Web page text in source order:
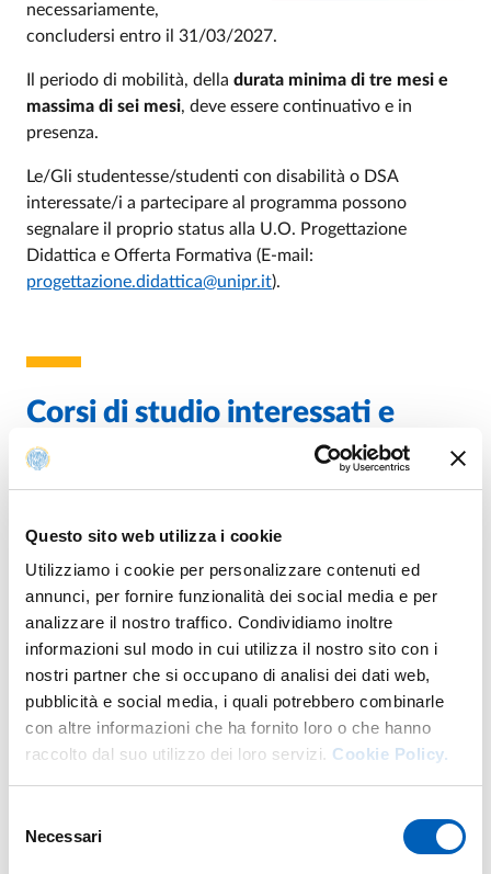
Questo sito web utilizza i cookie
Utilizziamo i cookie per personalizzare contenuti ed
annunci, per fornire funzionalità dei social media e per
analizzare il nostro traffico. Condividiamo inoltre
informazioni sul modo in cui utilizza il nostro sito con i
nostri partner che si occupano di analisi dei dati web,
pubblicità e social media, i quali potrebbero combinarle
con altre informazioni che ha fornito loro o che hanno
raccolto dal suo utilizzo dei loro servizi. Cookie Policy.
delNecessari
necessariamente,
concludersi entro il 31/03/2027.
Il periodo di mobilità, della durata minima di tre mesi e
massima di sei mesi, deve essere continuativo e in
presenza.
Le/Gli studentesse/studenti con disabilità o DSA
interessate/i a partecipare al programma possono
segnalare il proprio status alla U.O. Progettazione
Didattica e Offerta Formativa (E-mail:
progettazione.didattica@unipr.it).
Corsi di studio interessati e
posti disponibili
2026/2027 il programma Erasmus italiano viene attivato
riportate di seguito:
Architettura Rigenerazione Sostenibilità (L-17)
Docente referente: prof. Andrea Zerbi
(andrea.zerbi@unipr.it )
Università di Napoli "Federico II"
Posti disponibili: n. 5 posti